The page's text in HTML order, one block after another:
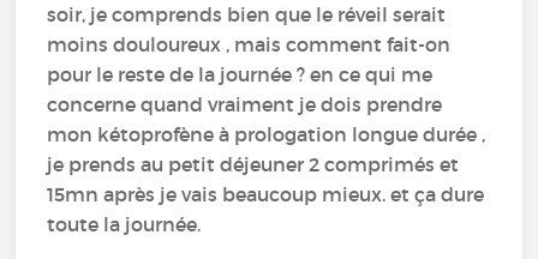
soir, je comprends bien que le réveil serait
moins douloureux , mais comment fait-on
pour le reste de la journée ? en ce qui me
concerne quand vraiment je dois prendre
mon kétoprofène à prologation longue durée ,
je prends au petit déjeuner 2 comprimés et
15mn après je vais beaucoup mieux. et ça dure
toute la journée.